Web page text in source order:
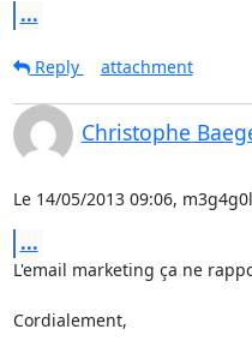
...
Reply attachment
Christophe
Le 14/05/2013 09:06,
...
L'email marketing ça ne
Cordialement,